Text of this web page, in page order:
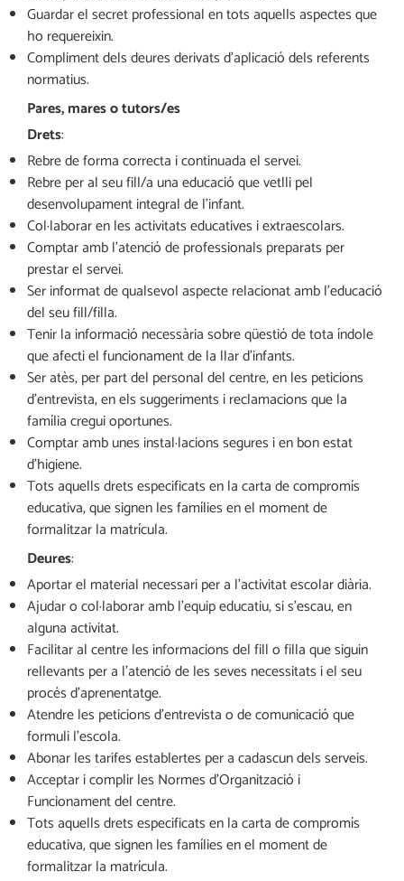
Guardar el secret professional en tots aquells aspectes que
ho requereixin.
Compliment dels deures derivats d’aplicació dels referents
normatius.
Pares, mares o tutors/es
Drets:
Rebre de forma correcta i continuada el servei.
Rebre per al seu fill/a una educació que vetlli pel
desenvolupament integral de l’infant.
Col·laborar en les activitats educatives i extraescolars.
Comptar amb l’atenció de professionals preparats per
prestar el servei.
Ser informat de qualsevol aspecte relacionat amb l’educació
del seu fill/filla.
Tenir la informació necessària sobre qüestió de tota índole
que afecti el funcionament de la llar d’infants.
Ser atès, per part del personal del centre, en les peticions
d’entrevista, en els suggeriments i reclamacions que la
família cregui oportunes.
Comptar amb unes instal·lacions segures i en bon estat
d’higiene.
Tots aquells drets especificats en la carta de compromís
educativa, que signen les famílies en el moment de
formalitzar la matrícula.
Deures:
Aportar el material necessari per a l’activitat escolar diària.
Ajudar o col·laborar amb l’equip educatiu, si s’escau, en
alguna activitat.
Facilitar al centre les informacions del fill o filla que siguin
rellevants per a l’atenció de les seves necessitats i el seu
procés d’aprenentatge.
Atendre les peticions d’entrevista o de comunicació que
formuli l’escola.
Abonar les tarifes establertes per a cadascun dels serveis.
Acceptar i complir les Normes d’Organització i
Funcionament del centre.
Tots aquells drets especificats en la carta de compromís
educativa, que signen les famílies en el moment de
formalitzar la matrícula.